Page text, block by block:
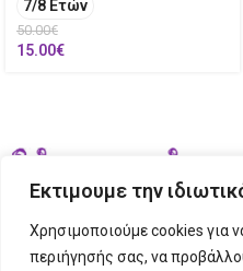
Εκτιμουμε την
Χρησιμοποιούμε cookies για
περιήγησής σας, να
7/8 Ετών
50.00€
15.00€